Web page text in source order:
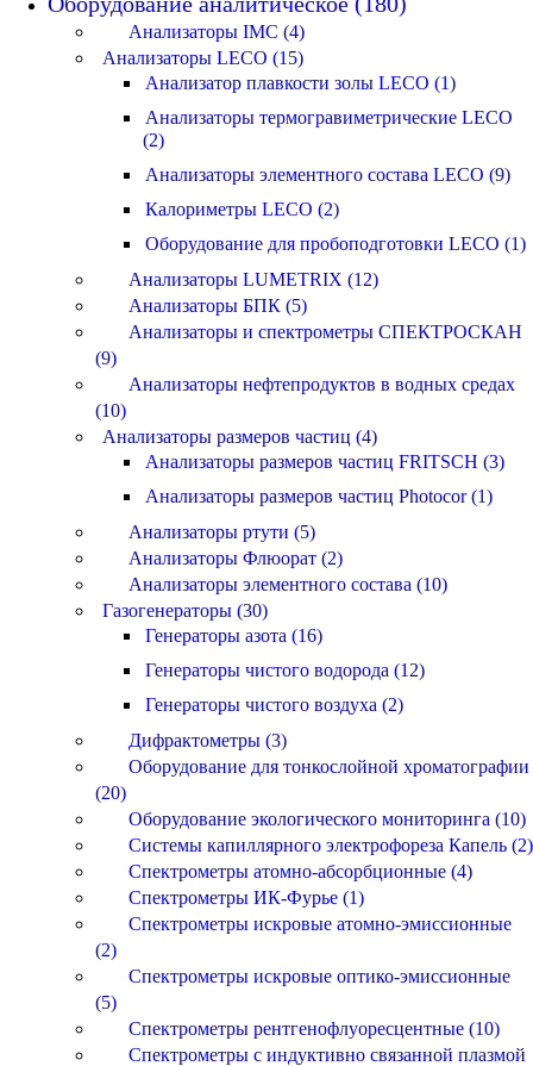
Анализаторы IMC (4)
Анализаторы LECO (15)
Анализатор плавкости золы LECO (1)
Анализаторы термогравиметрические LECO
(2)
Анализаторы элементного состава LECO (9)
Калориметры LECO (2)
Оборудование для пробоподготовки LECO (1)
Анализаторы LUMETRIX (12)
Анализаторы БПК (5)
Анализаторы и спектрометры СПЕКТРОСКАН
(9)
Анализаторы нефтепродуктов в водных средах
(10)
Анализаторы размеров частиц (4)
Анализаторы размеров частиц FRITSCH (3)
Анализаторы размеров частиц Photocor (1)
Анализаторы ртути (5)
Анализаторы Флюорат (2)
Анализаторы элементного состава (10)
Газогенераторы (30)
Генераторы азота (16)
Генераторы чистого водорода (12)
Генераторы чистого воздуха (2)
Дифрактометры (3)
Оборудование для тонкослойной хроматографии
(20)
Оборудование экологического мониторинга (10)
Системы капиллярного электрофореза Капель (2)
Спектрометры атомно-абсорбционные (4)
Спектрометры ИК-Фурье (1)
Спектрометры искровые атомно-эмиссионные
(2)
Спектрометры искровые оптико-эмиссионные
(5)
Спектрометры рентгенофлуоресцентные (10)
Спектрометры с индуктивно связанной плазмой